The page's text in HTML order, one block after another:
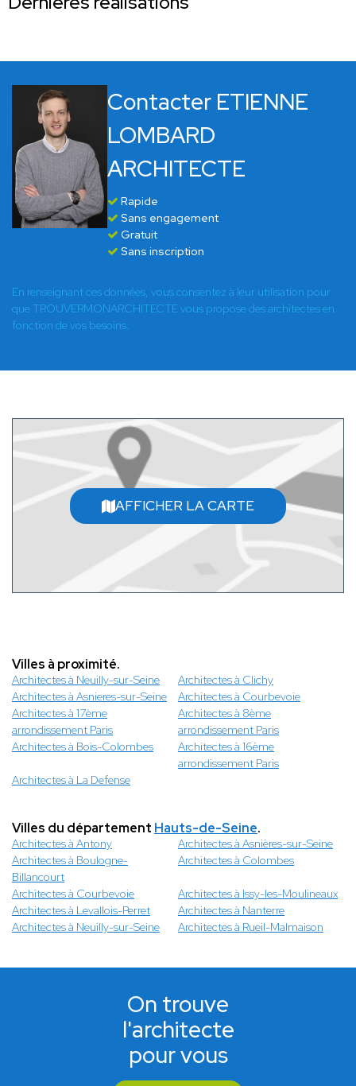
Contacter ETIENNE
LOMBARD
ARCHITECTE
Rapide
Sans engagement
Gratuit
Sans inscription
En renseignant ces données, vous consentez à leur utilisation pour
que TROUVERMONARCHITECTE vous propose des architectes en
fonction de vos besoins.
AFFICHER LA CARTE
Villes à proximité.
Architectes à Neuilly-sur-Seine
Architectes à Clichy
Architectes à Asnieres-sur-Seine
Architectes à Courbevoie
Architectes à 17ème
arrondissement Paris
Architectes à 8ème
arrondissement Paris
Architectes à Bois-Colombes
Architectes à 16ème
arrondissement Paris
Architectes à La Defense
Villes du département Hauts-de-Seine.
Architectes à Antony
Architectes à Asnières-sur-Seine
Architectes à Boulogne-
Billancourt
Architectes à Colombes
Architectes à Courbevoie
Architectes à Issy-les-Moulineaux
Architectes à Levallois-Perret
Architectes à Nanterre
Architectes à Neuilly-sur-Seine
Architectes à Rueil-Malmaison
On trouve
l'architecte
pour vous